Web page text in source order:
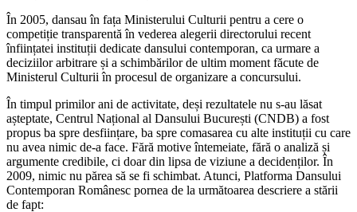
În 2005, dansau în fața Ministerului Culturii pentru a cere o
competiție transparentă în vederea alegerii directorului recent
înființatei instituții dedicate dansului contemporan, ca urmare a
deciziilor arbitrare și a schimbărilor de ultim moment făcute de
Ministerul Culturii în procesul de organizare a concursului.
În timpul primilor ani de activitate, deși rezultatele nu s-au lăsat
așteptate, Centrul Național al Dansului București (CNDB) a fost
propus ba spre desființare, ba spre comasarea cu alte instituții cu care
nu avea nimic de-a face. Fără motive întemeiate, fără o analiză și
argumente credibile, ci doar din lipsa de viziune a decidenților. În
2009, nimic nu părea să se fi schimbat. Atunci, Platforma Dansului
Contemporan Românesc pornea de la următoarea descriere a stării
de fapt: